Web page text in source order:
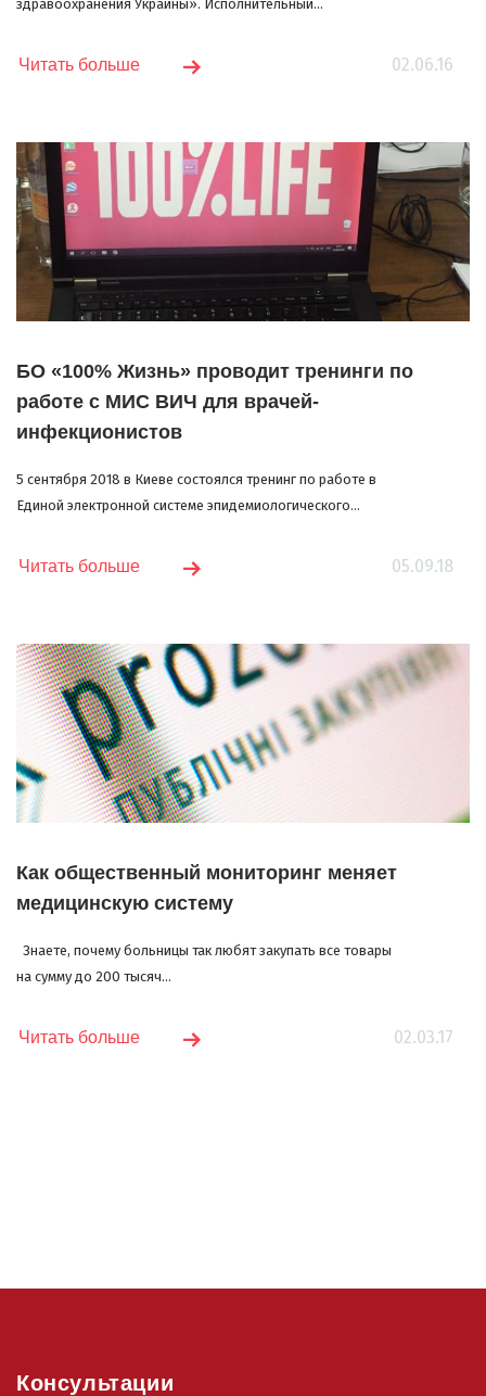
здравоохранения Украины». Исполнительный...
02.06.16
Читать больше
БО «100% Жизнь» проводит тренинги по
работе с МИС ВИЧ для врачей-
инфекционистов
5 сентября 2018 в Киеве состоялся тренинг по работе в
Единой электронной системе эпидемиологического...
05.09.18
Читать больше
Как общественный мониторинг меняет
медицинскую систему
Знаете, почему больницы так любят закупать все товары
на сумму до 200 тысяч...
02.03.17
Читать больше
Консультации